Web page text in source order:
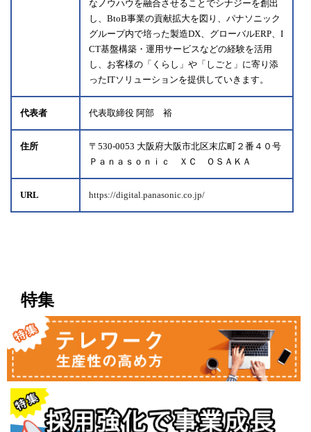
なノウハウを融合させることでシナジーを創出
し、BtoB事業の貢献拡大を図り、パナソニック
グループ内で培った製造DX、グローバルERP、I
CT基盤構築・運用サービスなどの経験を活用
し、お客様の「くらし」や「しごと」に寄り添
ったITソリューションを提供していきます。
代表者 代表取締役 阿部 裕
住所
〒530-0053 大阪府大阪市北区末広町２番４０号
Ｐａｎａｓｏｎｉｃ ＸＣ ＯＳＡＫＡ
URL https://digital.panasonic.co.jp/
特集